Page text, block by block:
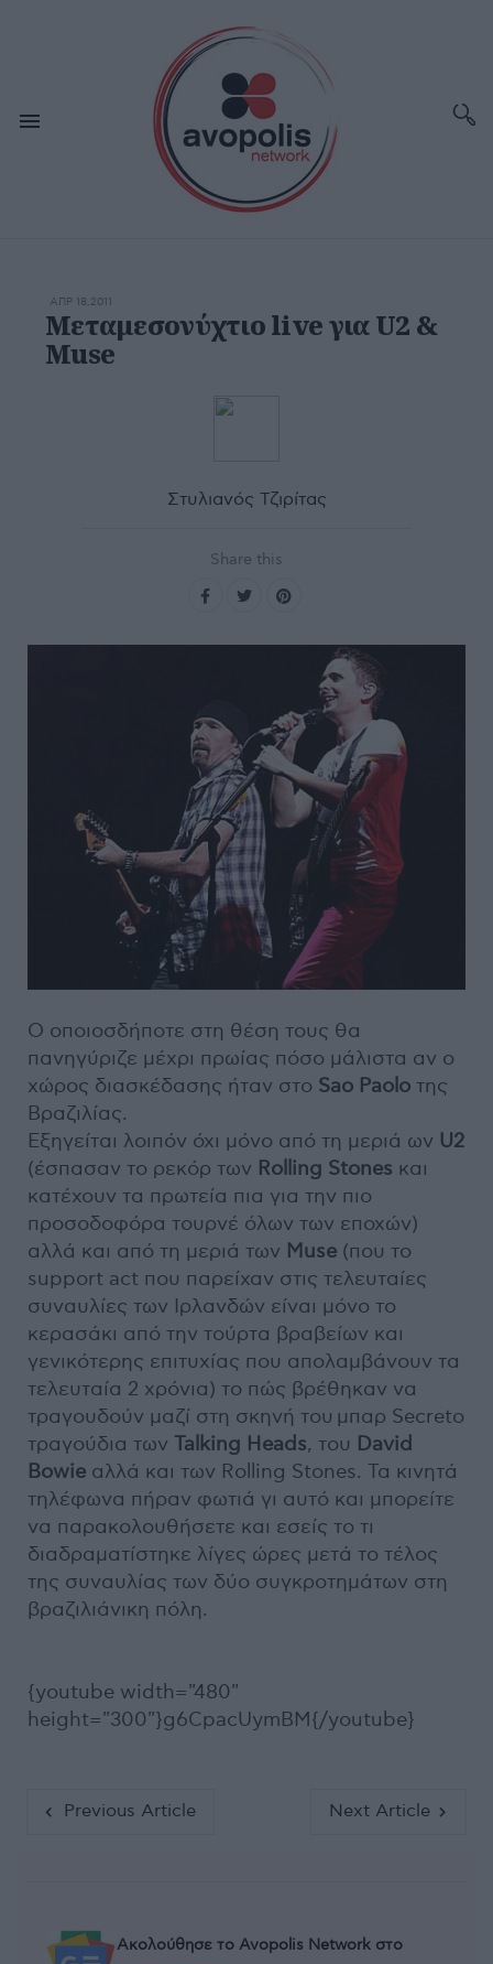
ΑΠΡ 18,2011
Mεταμεσονύχτιο live για U2 &
Muse
Στυλιανός Τζιρίτας
Share this
Ο οποιοσδήποτε στη θέση τους θα
πανηγύριζε μέχρι πρωίας πόσο μάλιστα αν ο
χώρος διασκέδασης ήταν στο Sao Paolo της
Βραζιλίας.
Εξηγείται λοιπόν όχι μόνο από τη μεριά ων U2
(έσπασαν το ρεκόρ των Rolling Stones και
κατέχουν τα πρωτεία πια για την πιο
προσοδοφόρα τουρνέ όλων των εποχών)
αλλά και από τη μεριά των Muse (που το
support act που παρείχαν στις τελευταίες
συναυλίες των Ιρλανδών είναι μόνο το
κερασάκι από την τούρτα βραβείων και
γενικότερης επιτυχίας που απολαμβάνουν τα
τελευταία 2 χρόνια) το πώς βρέθηκαν να
τραγουδούν μαζί στη σκηνή του μπαρ Secreto
τραγούδια των Talking Heads, του David
Bowie αλλά και των Rolling Stones. Τα κινητά
τηλέφωνα πήραν φωτιά γι αυτό και μπορείτε
να παρακολουθήσετε και εσείς το τι
διαδραματίστηκε λίγες ώρες μετά το τέλος
της συναυλίας των δύο συγκροτημάτων στη
βραζιλιάνικη πόλη.
{youtube width="480"
height="300"}g6CpacUymBM{/youtube}
Previous Article Next Article
Ακολούθησε το Avopolis Network στο